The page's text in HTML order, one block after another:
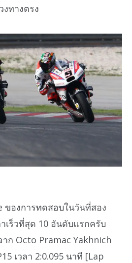
ทางตรง
ของการทดสอบในวันที่สอง
เร็วที่สุด 10 อันดับแรกครับ
ก Octo Pramac Yakhnich
เวลา 2:0.095 นาที [Lap